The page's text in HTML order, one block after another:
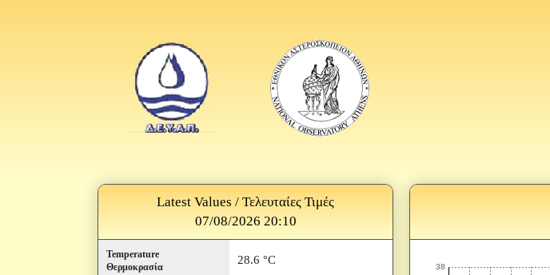
Latest Values / Τελευταίες Τιμές
07/08/2026 20:10
Temperature
Θερμοκρασία
28.6 °C